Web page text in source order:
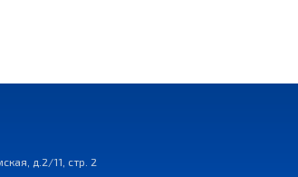
д.2/11, стр. 2